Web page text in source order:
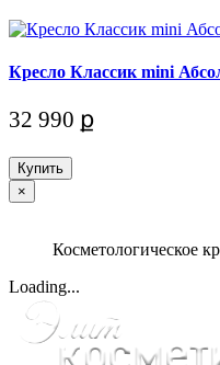
Кресло Классик mini
32 990 ք
Купить
×
Косметологическое
Loading...